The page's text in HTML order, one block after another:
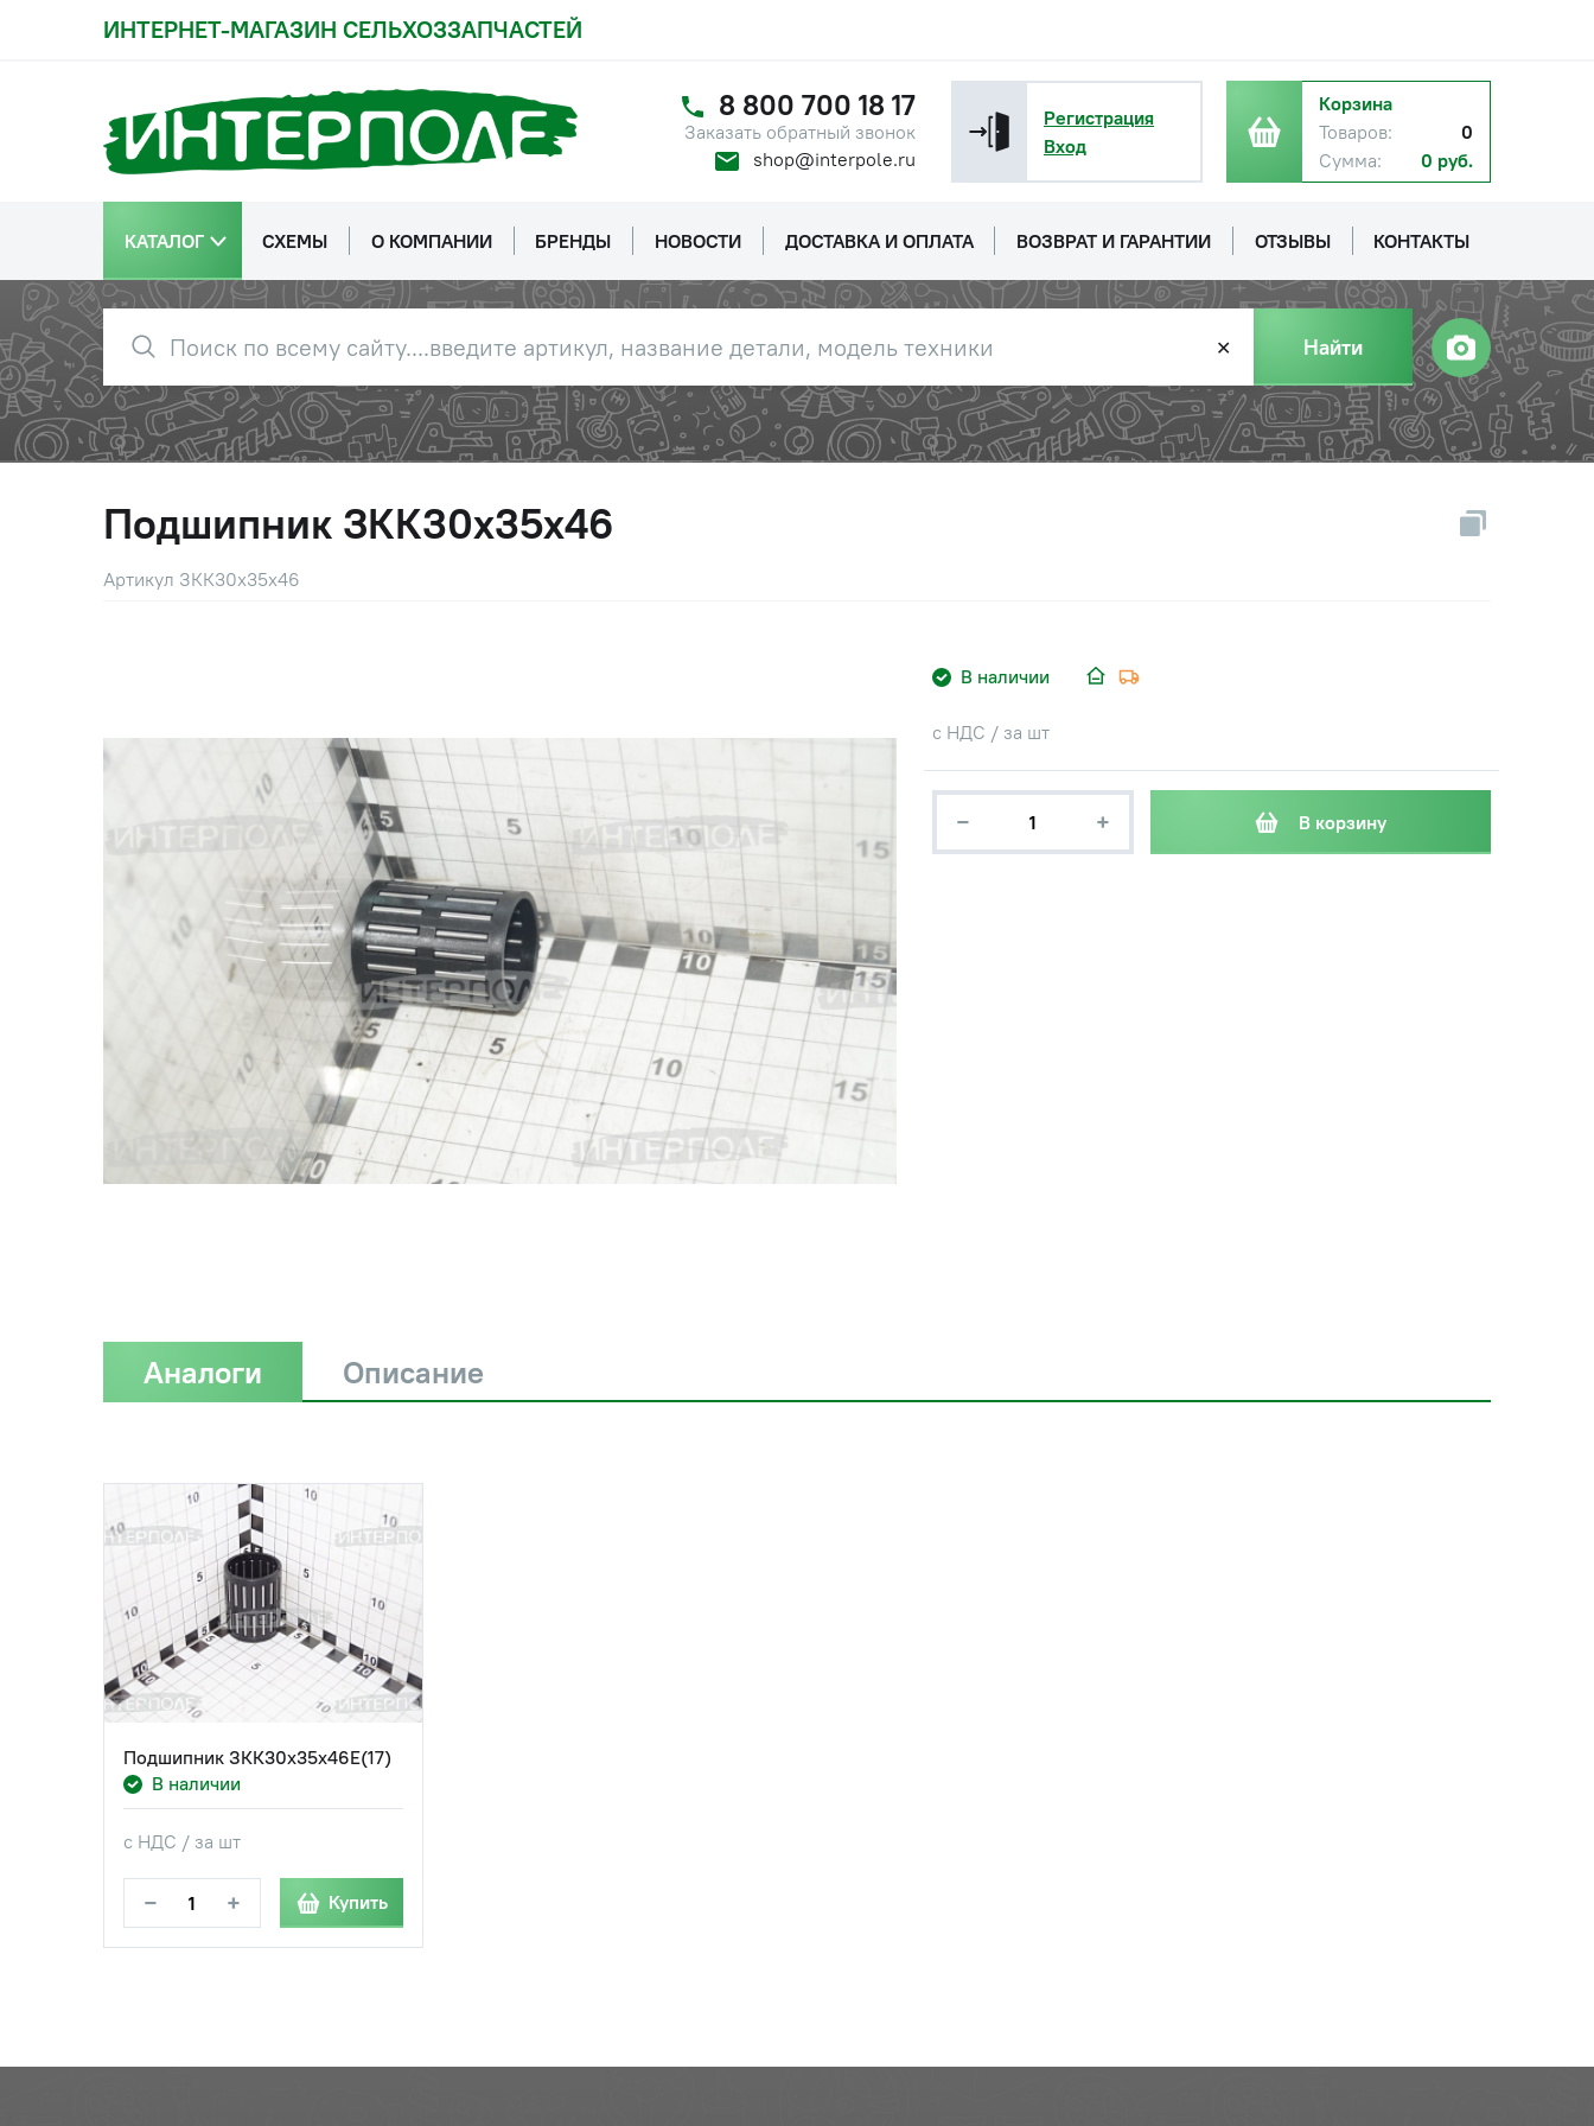
ИНТЕРНЕТ-МАГАЗИН СЕЛЬХОЗЗАПЧАСТЕЙ
8 800 700 18 17
Заказать обратный звонок
shop@interpole.ru
Регистрация
Вход
Корзина
Товаров:
0
Сумма:
0 руб.
КАТАЛОГ СХЕМЫ О КОМПАНИИ БРЕНДЫ НОВОСТИ ДОСТАВКА И ОПЛАТА ВОЗВРАТ И ГАРАНТИИ ОТЗЫВЫ КОНТАКТЫ
✕ Найти
Подшипник ЗКК30х35х46
Артикул ЗКК30х35х46
В наличии
с НДС / за шт
− + В корзину
Аналоги Описание
Подшипник ЗКК30х35х46Е(17)
В наличии
с НДС / за шт
− + Купить